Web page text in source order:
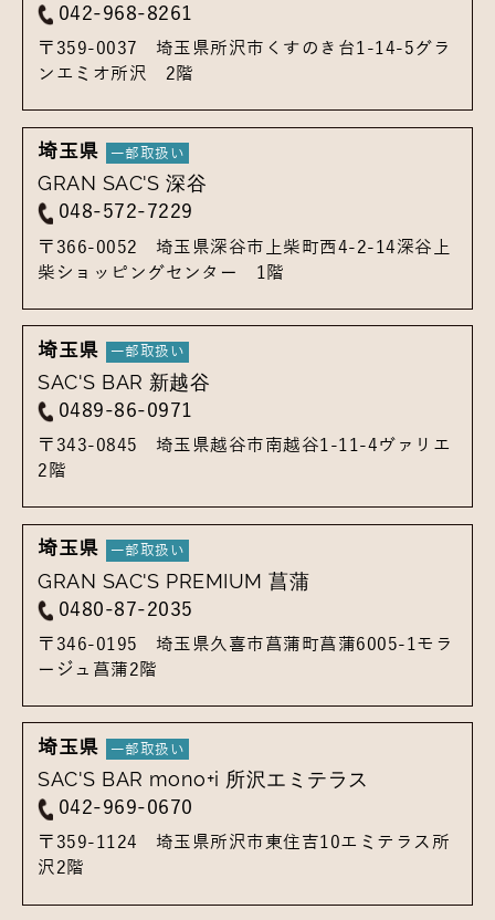
042-968-8261
〒359-0037 埼玉県所沢市くすのき台1-14-5グラ
ンエミオ所沢 2階
埼玉県
GRAN SAC'S 深谷
048-572-7229
〒366-0052 埼玉県深谷市上柴町西4-2-14深谷上
柴ショッピングセンター 1階
埼玉県
SAC'S BAR 新越谷
0489-86-0971
〒343-0845 埼玉県越谷市南越谷1-11-4ヴァリエ
2階
埼玉県
GRAN SAC'S PREMIUM 菖蒲
0480-87-2035
〒346-0195 埼玉県久喜市菖蒲町菖蒲6005-1 モラ
ージュ菖蒲2階
埼玉県
SAC'S BAR mono+i 所沢エミテラス
042-969-0670
〒359-1124 埼玉県所沢市東住吉10エミテラス所
沢2階